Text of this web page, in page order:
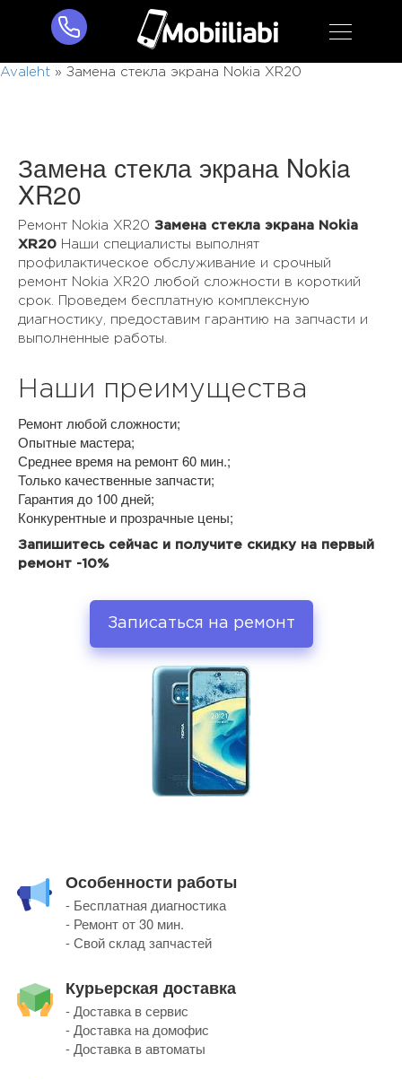
Avaleht » Замена стекла экрана Nokia XR20
Замена стекла экрана Nokia
XR20
Ремонт Nokia XR20 Замена стекла экрана Nokia
XR20 Наши специалисты выполнят
профилактическое обслуживание и срочный
ремонт Nokia XR20 любой сложности в короткий
срок. Проведем бесплатную комплексную
диагностику, предоставим гарантию на запчасти и
выполненные работы.
Наши преимущества
Ремонт любой сложности;
Опытные мастера;
Среднее время на ремонт 60 мин.;
Только качественные запчасти;
Гарантия до 100 дней;
Конкурентные и прозрачные цены;
Запишитесь сейчас и получите скидку на первый
ремонт -10%
Записаться на ремонт
Особенности работы
- Бесплатная диагностика
- Ремонт от 30 мин.
- Свой склад запчастей
Курьерская доставка
- Доставка в сервис
- Доставка на домофис
- Доставка в автоматы